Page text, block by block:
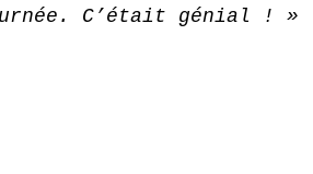
C’était génial ! »